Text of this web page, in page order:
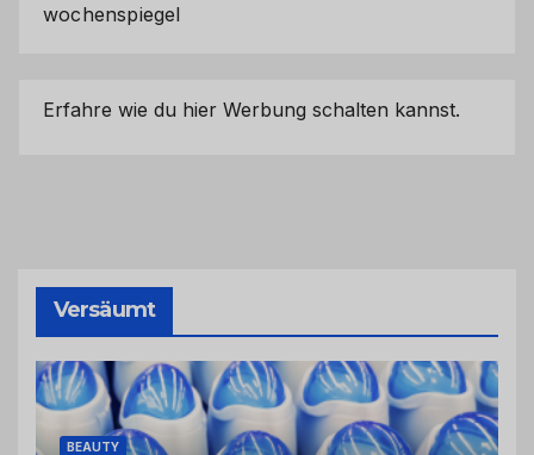
wochenspiegel
Erfahre wie du hier Werbung schalten kannst.
Versäumt
BEAUTY